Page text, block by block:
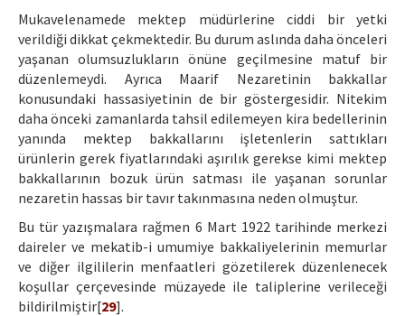
Mukavelenamede mektep müdürlerine ciddi bir yetki
verildiği dikkat çekmektedir. Bu durum aslında daha önceleri
yaşanan olumsuzlukların önüne geçilmesine matuf bir
düzenlemeydi. Ayrıca Maarif Nezaretinin bakkallar
konusundaki hassasiyetinin de bir göstergesidir. Nitekim
daha önceki zamanlarda tahsil edilemeyen kira bedellerinin
yanında mektep bakkallarını işletenlerin sattıkları
ürünlerin gerek fiyatlarındaki aşırılık gerekse kimi mektep
bakkallarının bozuk ürün satması ile yaşanan sorunlar
nezaretin hassas bir tavır takınmasına neden olmuştur.
Bu tür yazışmalara rağmen 6 Mart 1922 tarihinde merkezi
daireler ve mekatib-i umumiye bakkaliyelerinin memurlar
ve diğer ilgililerin menfaatleri gözetilerek düzenlenecek
koşullar çerçevesinde müzayede ile taliplerine verileceği
bildirilmiştir[29].